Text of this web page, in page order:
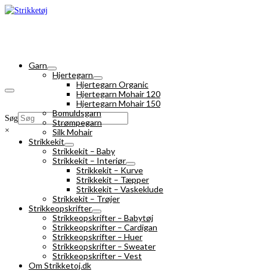
Søg
×
Garn
Hjertegarn
Hjertegarn Organic
Hjertegarn Mohair 120
Hjertegarn Mohair 150
Bomuldsgarn
Strømpegarn
Silk Mohair
Strikkekit
Strikkekit – Baby
Strikkekit – Interiør
Strikkekit – Kurve
Strikkekit – Tæpper
Strikkekit – Vaskeklude
Strikkekit – Trøjer
Strikkeopskrifter
Strikkeopskrifter – Babytøj
Strikkeopskrifter – Cardigan
Strikkeopskrifter – Huer
Strikkeopskrifter – Sweater
Strikkeopskrifter – Vest
Om Strikketoj.dk